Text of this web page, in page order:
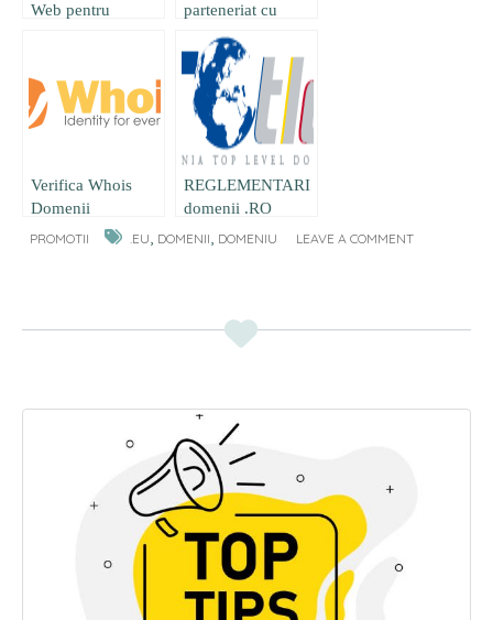
Web pentru
parteneriat cu
EURID
organizeaza
concurs
Verifica Whois
Domenii
REGLEMENTARI
domenii .RO
PROMOTII .EU, DOMENII, DOMENIU LEAVE A COMMENT